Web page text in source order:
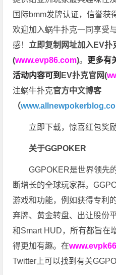
国际bmm发牌认证，信誉获
欢迎加入蜗牛扑克一同享受
感！ 立即复制网址加入EV扑
(www.evp86.com)。 更多有
活动内容可到 EV扑克官网(
注蜗牛扑克官方中文博客
（
立即下载，惊喜红包奖
关于GGPOKER
GGPOKER是世界领先
断增长的全球玩家群。
游戏和功能，例如获得专利
弃牌、黄金转盘、出让股份
和Smart HUD，所有都旨在
得更加有趣。在
Twitter上可以找到有关